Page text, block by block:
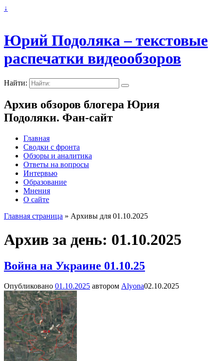
↓
Юрий Подоляка – текстовые
распечатки видеообзоров
Найти:
Архив обзоров блогера Юрия
Подоляки. Фан-сайт
Главная
Сводки с фронта
Обзоры и аналитика
Ответы на вопросы
Интервью
Образование
Мнения
О сайте
Главная страница » Архивы для 01.10.2025
Архив за день: 01.10.2025
Война на Украине 01.10.25
Опубликовано 01.10.2025 автором Alyona02.10.2025